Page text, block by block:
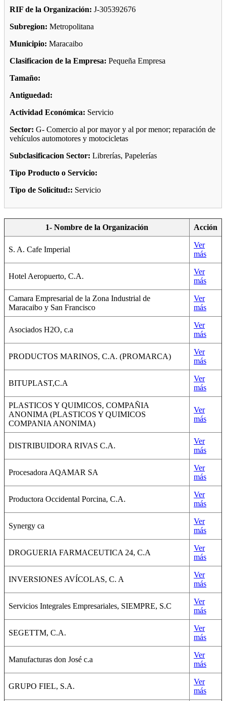
RIF de la Organización: J-305392676
Subregion: Metropolitana
Municipio: Maracaibo
Clasificacion de la Empresa: Pequeña Empresa
Tamaño:
Antiguedad:
Actividad Económica: Servicio
Sector: G- Comercio al por mayor y al por menor; reparación de
vehículos automotores y motocicletas
Subclasificacion Sector: Librerías, Papelerías
Tipo Producto o Servicio:
Tipo de Solicitud:: Servicio
1- Nombre de la Organización Acción
S. A. Cafe Imperial
Ver
más
Hotel Aeropuerto, C.A.
Ver
más
Camara Empresarial de la Zona Industrial de
Maracaibo y San Francisco
Ver
más
Asociados H2O, c.a
Ver
más
PRODUCTOS MARINOS, C.A. (PROMARCA)
Ver
más
BITUPLAST,C.A
Ver
más
PLASTICOS Y QUIMICOS, COMPAÑIA
ANONIMA (PLASTICOS Y QUIMICOS
COMPANIA ANONIMA)
Ver
más
DISTRIBUIDORA RIVAS C.A.
Ver
más
Procesadora AQAMAR SA
Ver
más
Productora Occidental Porcina, C.A.
Ver
más
Synergy ca
Ver
más
DROGUERIA FARMACEUTICA 24, C.A
Ver
más
INVERSIONES AVÍCOLAS, C. A
Ver
más
Servicios Integrales Empresariales, SIEMPRE, S.C
Ver
más
SEGETTM, C.A.
Ver
más
Manufacturas don José c.a
Ver
más
GRUPO FIEL, S.A.
Ver
más